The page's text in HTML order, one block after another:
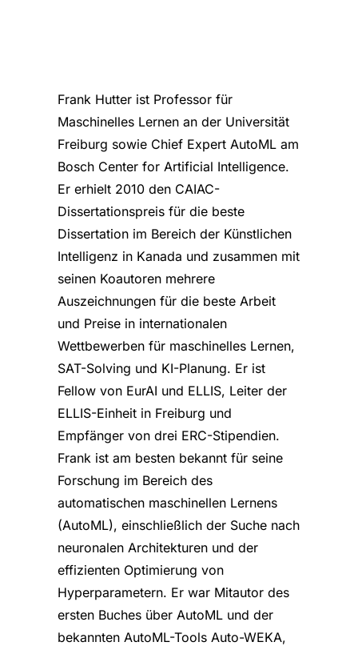
Frank Hutter ist Professor für
Maschinelles Lernen an der Universität
Freiburg sowie Chief Expert AutoML am
Bosch Center for Artificial Intelligence.
Er erhielt 2010 den CAIAC-
Dissertationspreis für die beste
Dissertation im Bereich der Künstlichen
Intelligenz in Kanada und zusammen mit
seinen Koautoren mehrere
Auszeichnungen für die beste Arbeit
und Preise in internationalen
Wettbewerben für maschinelles Lernen,
SAT-Solving und KI-Planung. Er ist
Fellow von EurAI und ELLIS, Leiter der
ELLIS-Einheit in Freiburg und
Empfänger von drei ERC-Stipendien.
Frank ist am besten bekannt für seine
Forschung im Bereich des
automatischen maschinellen Lernens
(AutoML), einschließlich der Suche nach
neuronalen Architekturen und der
effizienten Optimierung von
Hyperparametern. Er war Mitautor des
ersten Buches über AutoML und der
bekannten AutoML-Tools Auto-WEKA,